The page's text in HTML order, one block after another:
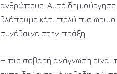
ανθρώπους. Αυτό
βλέπουμε κάτι πολύ πιο
συνέβαινε στην πράξη.
Η πιο σοβαρή ανάγνωση είναι